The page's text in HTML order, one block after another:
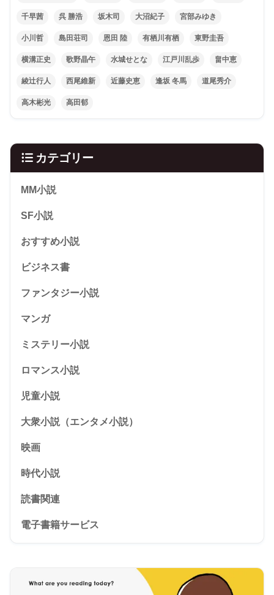
千早茜 呉 勝浩 坂木司 大沼紀子 宮部みゆき
小川哲 島田荘司 恩田 陸 有栖川有栖 東野圭吾
横溝正史 歌野晶午 水城せとな 江戸川乱歩 畠中恵
綾辻行人 西尾維新 近藤史恵 逢坂 冬馬 道尾秀介
高木彬光 高田郁
カテゴリー
MM小説
SF小説
おすすめ小説
ビジネス書
ファンタジー小説
マンガ
ミステリー小説
ロマンス小説
児童小説
大衆小説（エンタメ小説）
映画
時代小説
読書関連
電子書籍サービス